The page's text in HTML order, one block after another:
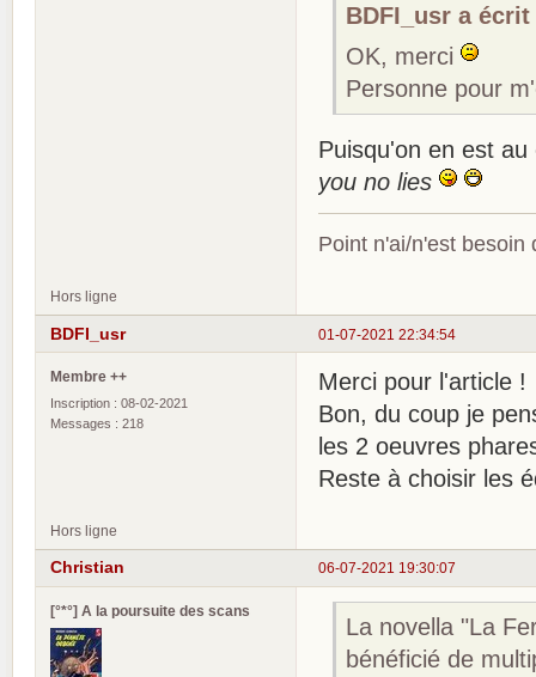
BDFI_usr a
OK, merci
Personne pour
Puisqu'on en est
you no lies
Point n'ai/n'est besoin
Hors ligne
01-07-2021 22:34:54
BDFI_usr
Membre ++
Inscription : 08-02-2021
Messages : 218
Merci pour l'article !
Bon, du coup je
les 2 oeuvres
Reste à choisir les
Hors ligne
06-07-2021 19:30:07
Christian
[°*°] A la poursuite des scans
La novella "La
bénéficié de